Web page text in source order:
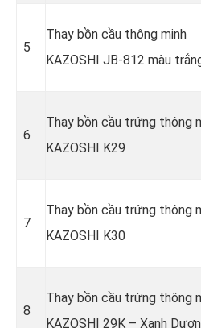
5
Thay bồn cầu thông minh
KAZOSHI JB-812 màu
6
Thay bồn cầu trứng thông
KAZOSHI K29
7
Thay bồn cầu trứng thông
KAZOSHI K30
8
Thay bồn cầu trứng thông
KAZOSHI 29K – Xanh